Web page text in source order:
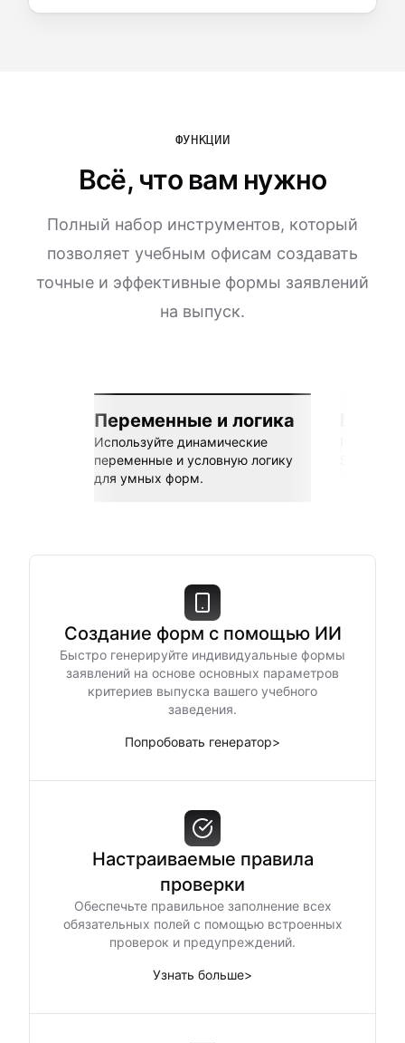
ФУНКЦИИ
Всё, что вам нужно
Полный набор инструментов, который
позволяет учебным офисам создавать
точные и эффективные формы заявлений
на выпуск.
Переменные и логика
Используйте динамические
переменные и условную логику
для умных форм.
Создание форм с помощью ИИ
Быстро генерируйте индивидуальные формы
заявлений на основе основных параметров
критериев выпуска вашего учебного
заведения.
Попробовать генератор>
Настраиваемые правила
проверки
Обеспечьте правильное заполнение всех
обязательных полей с помощью встроенных
проверок и предупреждений.
Узнать больше>